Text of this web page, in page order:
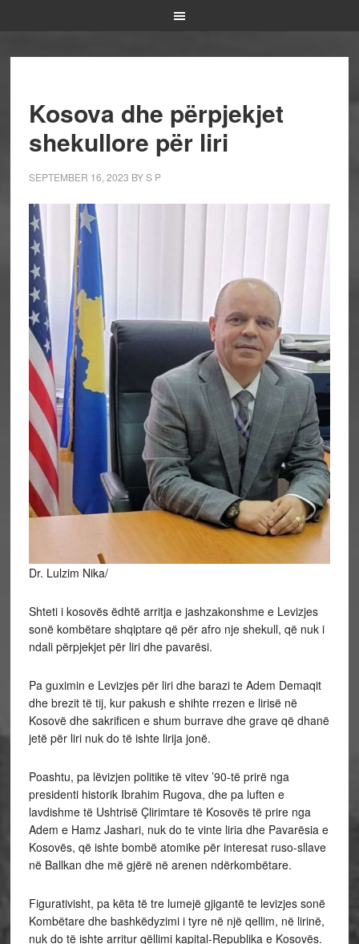
Kosova dhe përpjekjet
shekullore për liri
SEPTEMBER 16, 2023 BYS P
Dr. Lulzim Nika/
Shteti i kosovës ëdhtë arritja e jashzakonshme e Levizjes
sonë kombëtare shqiptare që për afro nje shekull, që nuk i
ndali përpjekjet për liri dhe pavarësi.
Pa guximin e Levizjes për liri dhe barazi te Adem Demaqit
dhe brezit të tij, kur pakush e shihte rrezen e lirisë në
Kosovë dhe sakrificen e shum burrave dhe grave që dhanë
jetë për liri nuk do të ishte lirija jonë.
Poashtu, pa lëvizjen politike të vitev ’90-të prirë nga
presidenti historik Ibrahim Rugova, dhe pa luften e
lavdishme të Ushtrisë Çlirimtare të Kosovës të prire nga
Adem e Hamz Jashari, nuk do te vinte liria dhe Pavarësia e
Kosovës, që ishte bombë atomike për interesat ruso-sllave
në Ballkan dhe më gjërë në arenen ndërkombëtare.
Figurativisht, pa këta të tre lumejë gjigantë te levizjes sonë
Kombëtare dhe bashkëdyzimi i tyre në një qellim, në lirinë,
nuk do të ishte arritur qëllimi kapital-Republika e Kosovës.